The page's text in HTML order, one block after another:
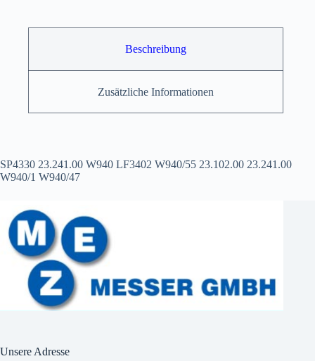
Beschreibung
Zusätzliche Informationen
SP4330 23.241.00 W940 LF3402 W940/55 23.102.00 23.241.00
W940/1 W940/47
Unsere Adresse